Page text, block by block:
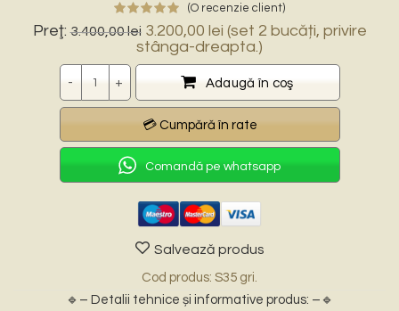
(O recenzie client)
Preţ: 3.400,00lei Prețul
inițial
a
3.400,00 lei.
3.200,00 leiPrețul
curent
este:
3.200,00 lei.
(set 2 bucăți, privire
stânga-dreapta.)
Adaugă în coş
Comandă pe whatsapp
Salvează produs
Cod produs: S35 gri.
🔹– Detalii tehnice și informative produs: –🔹